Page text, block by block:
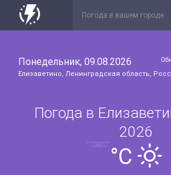
Понедельник, 09.08.2026
Елизаветино, Ленинградская область,
Погода в
2026
°C